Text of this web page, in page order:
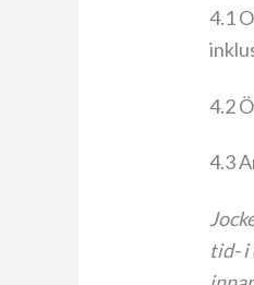
4.1
4.2
4.3
tid- i